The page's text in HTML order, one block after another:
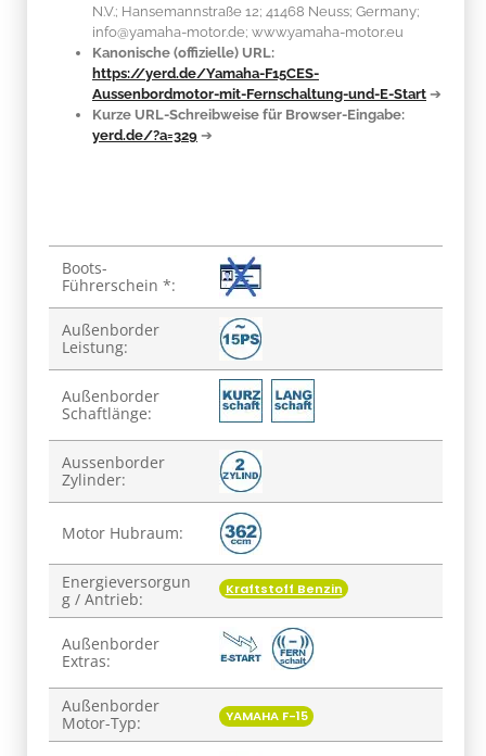
N.V.; Hansemannstraße 12; 41468 Neuss; Germany;
info@yamaha-motor.de; www.yamaha-motor.eu
Kanonische (offizielle) URL:
https://yerd.de/Yamaha-F15CES-
Aussenbordmotor-mit-Fernschaltung-und-E-Start ➔
Kurze URL-Schreibweise für Browser-Eingabe:
yerd.de/?a=329 ➔
Produkteigenschaft
Wert
Boots-
Führerschein *:
Außenborder
Leistung:
Außenborder
Schaftlänge:
Aussenborder
Zylinder:
Motor Hubraum:
Energieversorgun
g / Antrieb:
Kraftstoff Benzin
Außenborder
Extras:
Außenborder
Motor-Typ:
YAMAHA F-15